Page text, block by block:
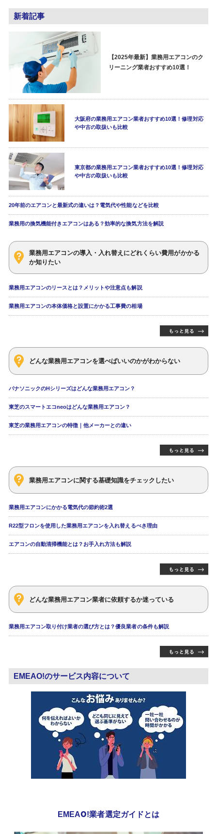
新着記事
【2025年最新】業務用エアコンのク
リーニング業者おすすめ10選！
大阪府の業務用エアコン業者おすすめ10選！修理対応
や中古の取扱いも比較
東京都の業務用エアコン業者おすすめ10選！修理対応
や中古の取扱いも比較
20年前のエアコンと最新式の違いは？電気代や性能などを比較
業務用の換気機能付きエアコンはある？効率的な換気方法を解説
業務用エアコンの導入・入れ替えにどれくらい費用がかかる
か知りたい
業務用エアコンのリースとは？メリットや注意点も解説
業務用エアコンの本体価格と設置にかかる工事費の相場
どんな業務用エアコンを選べばいいのかがわからない
パナソニックのHシリーズはどんな業務用エアコン？
東芝のスマートエコneoはどんな業務用エアコン？
東芝の業務用エアコンの特徴｜他メーカーとの違い
業務用エアコンに関する基礎知識をチェックしたい
業務用エアコンにかかる電気代の節約術2選
R22型フロンを使用した業務用エアコンを入れ替えるべき理由
エアコンの自動清掃機能とは？お手入れ方法も解説
どんな業務用エアコン業者に依頼するか迷っている
業務用エアコン取り付け業者の選び方とは？優良業者の条件も解説
EMEAO!のサービス内容について
EMEAO!業者選定ガイドとは